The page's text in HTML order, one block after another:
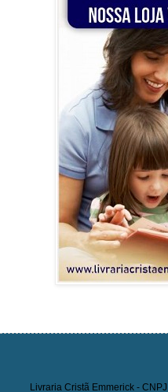
Livraria Cristã Emmerick -